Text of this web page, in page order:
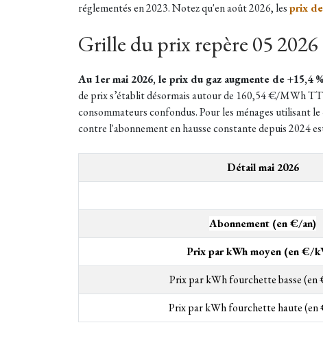
réglementés en 2023. Notez qu'en août 2026, lesprix
Grille du prix repère 05 2026
Au 1er mai 2026, le prix du gaz augmente de +15,4
de prix s’établit désormais autour de 160,54 €/MWh
consommateurs confondus. Pour les ménages utilisant
contre l'abonnement en hausse constante depuis 2024
Détail mai 2026
Abonnement (en €/an)
Prix par kWh moyen (en €/
Prix par kWh fourchette basse
Prix par kWh fourchette haute